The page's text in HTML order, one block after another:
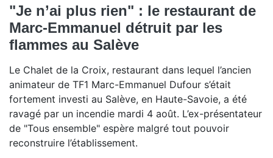
"Je n’ai plus rien" : le restaurant de
Marc-Emmanuel détruit par les
flammes au Salève
Le Chalet de la Croix, restaurant dans lequel l’ancien
animateur de TF1 Marc-Emmanuel Dufour s’était
fortement investi au Salève, en Haute-Savoie, a été
ravagé par un incendie mardi 4 août. L’ex-présentateur
de "Tous ensemble" espère malgré tout pouvoir
reconstruire l’établissement.